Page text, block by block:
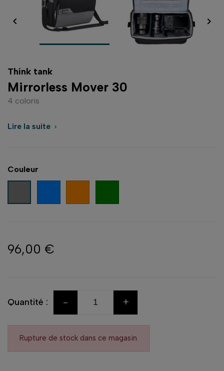
 
Think tank
Mirrorless Mover 30
4 coloris
Lire la suite 
Couleur
96,00 €
Quantité : - +
Rupture de stock dans ce magasin.